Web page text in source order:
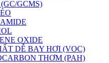
GCMS)
OXIDE
DỄ BAY HƠI (VOC)
THƠM (PAH)